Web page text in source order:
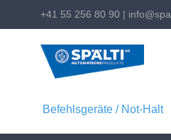
+41 55 256 80 90 |
Befehlsgeräte / Not-Halt